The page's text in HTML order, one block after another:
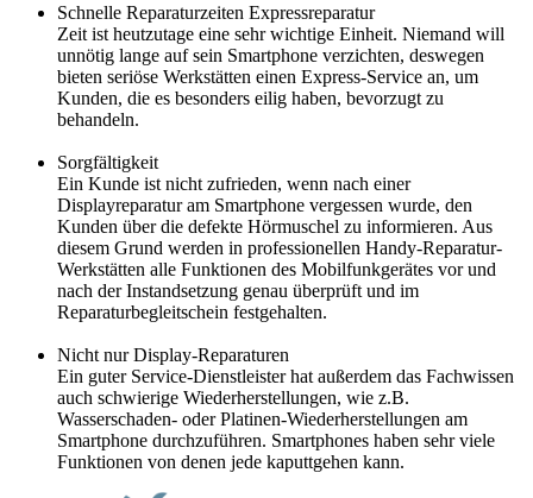
Schnelle Reparaturzeiten Expressreparatur
Zeit ist heutzutage eine sehr wichtige Einheit. Niemand will
unnötig lange auf sein Smartphone verzichten, deswegen
bieten seriöse Werkstätten einen Express-Service an, um
Kunden, die es besonders eilig haben, bevorzugt zu
behandeln.
Sorgfältigkeit
Ein Kunde ist nicht zufrieden, wenn nach einer
Displayreparatur am Smartphone vergessen wurde, den
Kunden über die defekte Hörmuschel zu informieren. Aus
diesem Grund werden in professionellen Handy-Reparatur-
Werkstätten alle Funktionen des Mobilfunkgerätes vor und
nach der Instandsetzung genau überprüft und im
Reparaturbegleitschein festgehalten.
Nicht nur Display-Reparaturen
Ein guter Service-Dienstleister hat außerdem das Fachwissen
auch schwierige Wiederherstellungen, wie z.B.
Wasserschaden- oder Platinen-Wiederherstellungen am
Smartphone durchzuführen. Smartphones haben sehr viele
Funktionen von denen jede kaputtgehen kann.